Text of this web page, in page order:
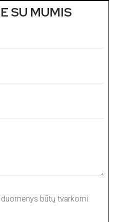
SU MUMIS
būtų tvarkomi